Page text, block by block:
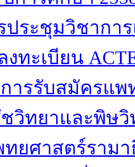
ประชุมวิชากา
ทะเบียน
ารรับสมัครแพ
ชวิทยาและพิษวิ
ยศาสตร์รามา